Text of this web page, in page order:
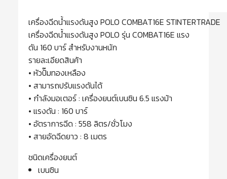
เครื่องฉีดน้ำแรงดันสูง POLO COMBAT16E STINTERTRADE
เครื่องฉีดน้ำแรงดันสูง POLO รุ่น COMBAT16E แรง
ดัน 160 บาร์ สำหรับงานหนัก
รายละเอียดสินค้า
• หัวปั๊มทองเหลือง
• สามารถปรับแรงดันได้
• กำลังมอเตอร์ : เครื่องยนต์เบนซิน 6.5 แรงม้า
• แรงดัน : 160 บาร์
• อัตราการฉีด : 558 ลิตร/ชั่วโมง
• สายอัดฉีดยาว : 8 เมตร
ชนิดเครื่องยนต์
เบนซิน